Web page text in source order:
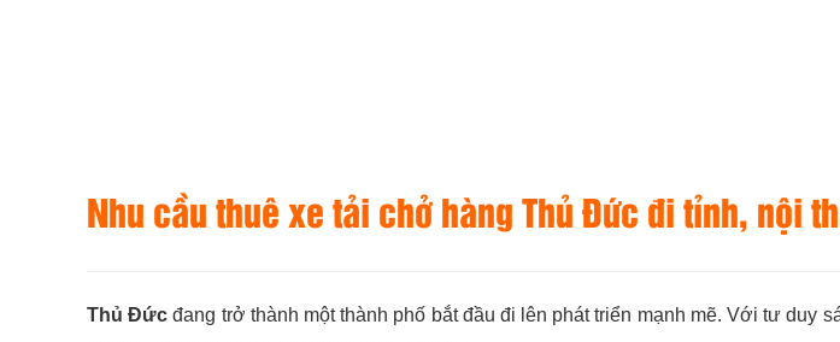
Nhu cầu thuê xe tải chở hàng Thủ Đức đi tỉnh, nội
Thủ Đức đang trở thành một thành phố bắt đầu đi lên phát triển mạnh mẽ. Với tư duy